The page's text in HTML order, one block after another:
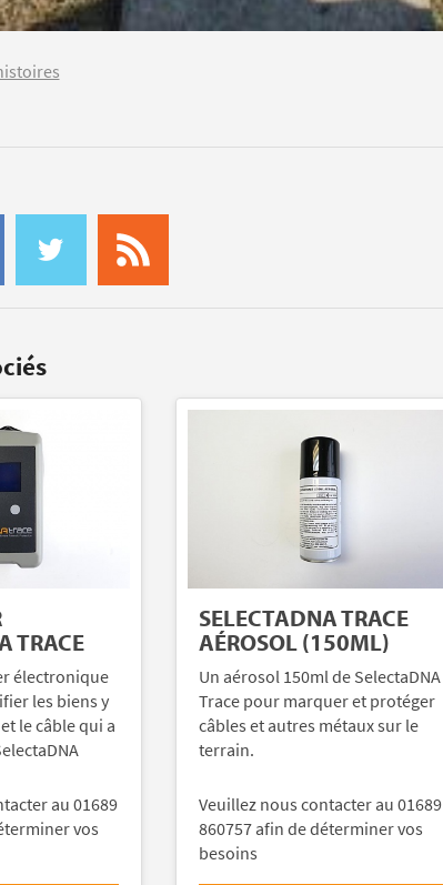
TRACE
électronique
les biens y
le câble qui a
au 01689
vos
SELECTADNA TRACE
AÉROSOL (150ML)
Un aérosol 150ml de SelectaDNA
Trace pour marquer et protéger
câbles et autres métaux sur le
terrain.
Veuillez nous contacter au 01689
860757 afin de déterminer vos
besoins